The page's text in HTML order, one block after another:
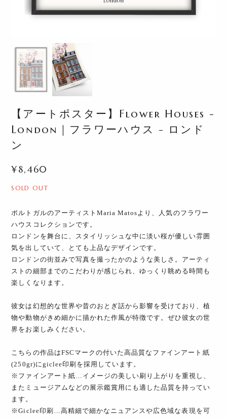
【アートポスター】Flower Houses -
London｜フラワーハウス - ロンド
ン
¥8,460
SOLD OUT
ポルトガルのアーティストMaria Matosより、人気のフラワー
ハウスコレクションです。
ロンドンを舞台に、スタイリッシュな中に淡い桜が優しい雰囲
気を出していて、とても上品なデザインです。
ロンドンの街並みで写真を撮ったかのような美しさ。アーティ
ストの細部までのこだわりが感じられ、ゆっくり眺める時間も
楽しくなります。
彼女は幻想的な世界や昔のおとぎ話から影響を受けており、植
物や動物がきめ細かに描かれた作風が特徴です。ぜひ彼女の世
界をお楽しみください。
こちらの作品はFSCマークの付いた高品質なファインアート紙
(250gr)にgiclee印刷を採用しています。
※ファインアート紙…イメージの美しい刷り上がりを重視し、
またミュージアムなどの展示鑑賞用にも適した品質を持ってい
ます。
※Giclee印刷…高精細で細かなニュアンスや広色域な表現を可